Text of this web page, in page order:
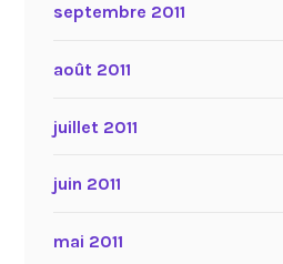
septembre 2011
août 2011
juillet 2011
juin 2011
mai 2011